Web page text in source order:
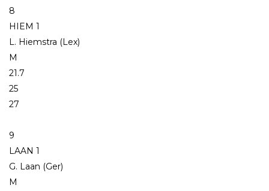
8
HIEM 1
L. Hiemstra (Lex)
M
21.7
25
27
9
LAAN 1
G. Laan (Ger)
M